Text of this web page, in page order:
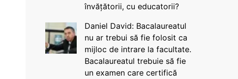
învățătorii, cu educatorii?
Daniel David: Bacalaureatul
nu ar trebui să fie folosit ca
mijloc de intrare la facultate.
Bacalaureatul trebuie să fie
un examen care certifică